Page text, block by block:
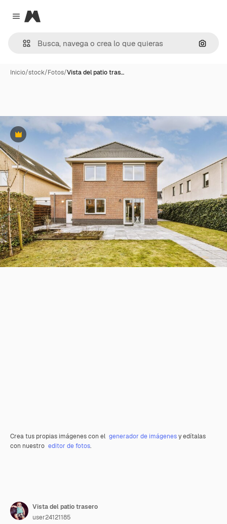
Close menu
Magnific
Inicio/stock/Fotos/Vista del patio tras…
Premium
Crea tus propias imágenes con el generador de imágenesy edítalas
con nuestro editor de fotos.
Vista del patio trasero
user24121185